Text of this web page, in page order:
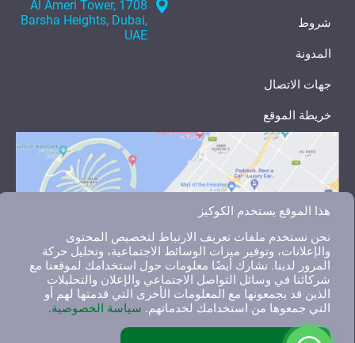
شروط
المدونة
جهات الاتصال
خريطة الموقع
1708 Al Ameri Tower,
Barsha Heights, Dubai,
UAE
English العربيةРусский
هذا الموقع يستخدم الكوكيز
نحن نستخدم ملفات تعريف الارتباط لتخصيص المحتوى
والإعلانات، وتوفير ميزات الوسائط الاجتماعية، وتحليل حركة
المرور لدينا. نشارك أيضًا معلومات حول استخدامك لموقعنا مع
شركائنا في وسائل التواصل الاجتماعي والإعلان والتحليلات
الذين قد يجمعونها مع المعلومات الأخرى التي قدمتها لهم أو
التي جمعوها من استخدامك لخدماتهم. سياسة الخصوصية.